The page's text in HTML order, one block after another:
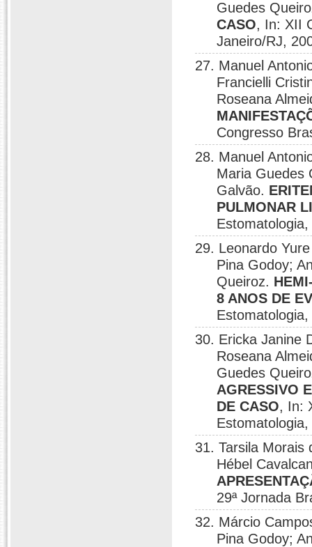
Guedes
CASO, In: XII
Janeiro/RJ,
27. Manuel
Francielli
Roseana
Congresso
28. Manuel
Maria Guedes
Galvão.
PULMONAR
29. Leonardo
Pina Godoy;
Queiroz.
8 ANOS DE
30. Ericka Janine
Roseana
Guedes
AGRESSIVO
DE CASO, In:
31. Tarsila Morais
Hébel
29ª Jornada
32. Márcio
Pina Godoy;